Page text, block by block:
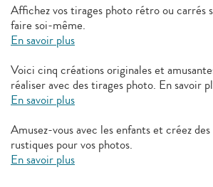
Affichez vos tirages photo rétro ou carrés
faire soi-même.
En savoir plus
Voici cinq créations originales et
réaliser avec des tirages photo. En savoir
En savoir plus
Amusez-vous avec les enfants et créez
rustiques pour vos photos.
En savoir plus